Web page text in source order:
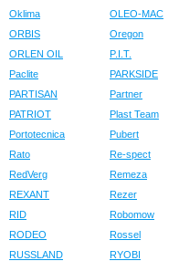
Oklima
OLEO-MAC
ORBIS
Oregon
ORLEN OIL
P.I.T.
Paclite
PARKSIDE
PARTISAN
Partner
PATRIOT
Plast Team
Portotecnica
Pubert
Rato
Re-spect
RedVerg
Remeza
REXANT
Rezer
RID
Robomow
RODEO
Rossel
RUSSLAND
RYOBI